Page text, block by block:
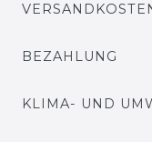
BEZAHLUNG
KLIMA- UND